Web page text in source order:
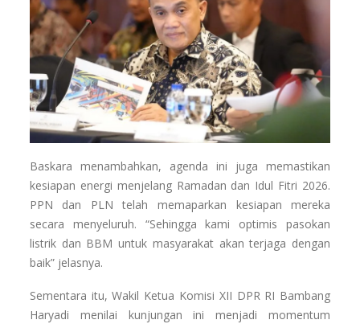
Baskara menambahkan, agenda ini juga memastikan
kesiapan energi menjelang Ramadan dan Idul Fitri 2026.
PPN dan PLN telah memaparkan kesiapan mereka
secara menyeluruh. “Sehingga kami optimis pasokan
listrik dan BBM untuk masyarakat akan terjaga dengan
baik” jelasnya.
Sementara itu, Wakil Ketua Komisi XII DPR RI Bambang
Haryadi menilai kunjungan ini menjadi momentum